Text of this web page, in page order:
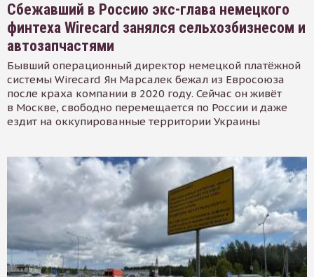
Сбежавший в Россию экс-глава немецкого
финтеха Wirecard занялся сельхозбизнесом и
автозапчастями
Бывший операционный директор немецкой платёжной
системы Wirecard Ян Марсалек бежал из Евросоюза
после краха компании в 2020 году. Сейчас он живёт
в Москве, свободно перемещается по России и даже
ездит на оккупированные территории Украины